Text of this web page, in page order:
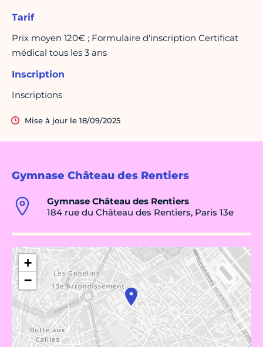
Gymnase Château des Rentiers
Gymnase Château des Rentiers
184 rue du Château des Rentiers, Paris 13e
+
−
Tarif
Prix moyen 120€ ; Formulaire d'inscription Certificat
médical tous les 3 ans
Inscription
Inscriptions
Mise à jour le 18/09/2025